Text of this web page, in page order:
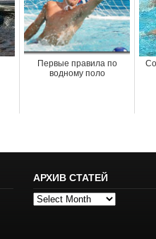
Первые правила по
водному поло
АРХИВ СТАТЕЙ
Архив